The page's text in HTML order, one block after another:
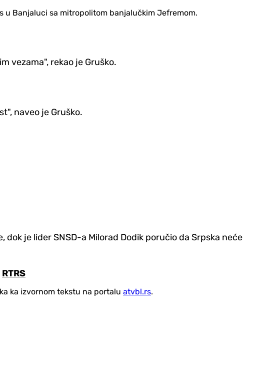
u Banjaluci sa mitropolitom banjalučkim Jefremom.
vezama", rekao je Gruško.
naveo je Gruško.
je lider SNSD-a Milorad Dodik poručio da Srpska neće
RTRS
ka izvornom tekstu na portalu atvbl.rs.